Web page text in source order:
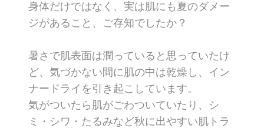
身体だけではなく、実は肌にも夏のダメー
ジがあること、ご存知でしたか？
暑さで肌表面は潤っていると思っていたけ
ど、気づかない間に肌の中は乾燥し、イン
ナードライを引き起こしています。
気がついたら肌がごわついていたり、シ
ミ・シワ・たるみなど秋に出やすい肌トラ